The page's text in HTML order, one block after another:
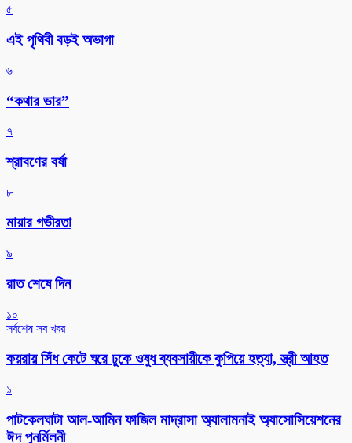
৫
এই পৃথিবী বড়ই অভাগা
৬
“কথার ভার”
৭
শ্রাবণের বর্ষা
৮
মায়ার গভীরতা
৯
রাত শেষে দিন
১০
সর্বশেষ সব খবর
কয়রায় সিঁধ কেটে ঘরে ঢুকে ওষুধ ব্যবসায়ীকে কুপিয়ে হত্যা, স্ত্রী আহত
১
পাটকেলঘাটা আল-আমিন ফাজিল মাদ্রাসা অ্যালামনাই অ্যাসোসিয়েশনের
ঈদ পুনর্মিলনী